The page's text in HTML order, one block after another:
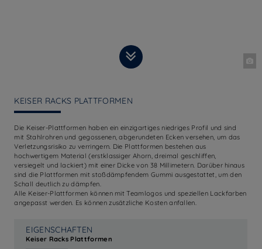
KEISER RACKS PLATTFORMEN
Die Keiser-Plattformen haben ein einzigartiges niedriges Profil und sind
mit Stahlrohren und gegossenen, abgerundeten Ecken versehen, um das
Verletzungsrisiko zu verringern. Die Plattformen bestehen aus
hochwertigem Material (erstklassiger Ahorn, dreimal geschliffen,
versiegelt und lackiert) mit einer Dicke von 38 Millimetern. Darüber hinaus
sind die Plattformen mit stoßdämpfendem Gummi ausgestattet, um den
Schall deutlich zu dämpfen.
Alle Keiser-Plattformen können mit Teamlogos und speziellen Lackfarben
angepasst werden. Es können zusätzliche Kosten anfallen.
EIGENSCHAFTEN
Keiser Racks Plattformen